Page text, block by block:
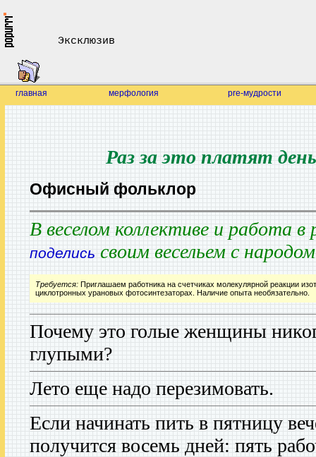
Эксклюзив
главная мерфология pre-мудрости
Раз за это платят
Офисный фольклор
В веселом коллективе и работа
поделись своим весельем с
Требуется: Приглашаем работника на счетчиках молекулярной реакции
циклотронных урановых фотосинтезаторах. Наличие опыта необязательно.
Почему это голые женщины
глупыми?
Лето еще надо перезимовать.
Если начинать пить в пятницу
получится восемь дней: пять